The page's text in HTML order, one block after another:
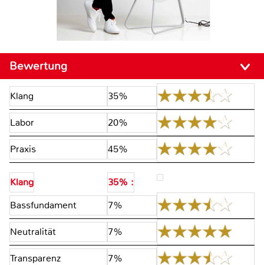
Bewertung
Klang 35%
Labor 20%
Praxis 45%
Klang
35% :
Bassfundament
7%
Neutralität 7%
Transparenz 7%